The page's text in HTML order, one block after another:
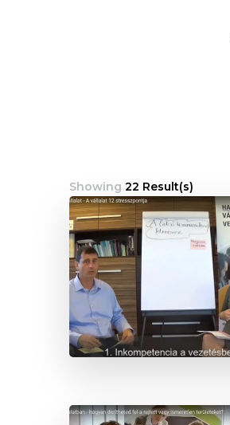
Showing 22 Result(s)